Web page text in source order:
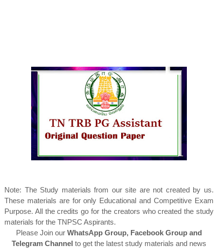
Note: The Study materials from our site are not created by us.
These materials are for only Educational and Competitive Exam
Purpose. All the credits go for the creators who created the study
materials for the TNPSC Aspirants.
Please Join our WhatsApp Group, Facebook Group and
Telegram Channel to get the latest study materials and news